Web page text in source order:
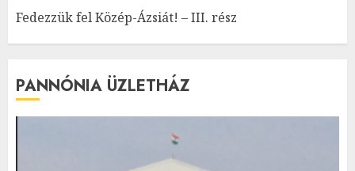
Fedezzük fel Közép-Ázsiát! – III. rész
PANNÓNIA ÜZLETHÁZ